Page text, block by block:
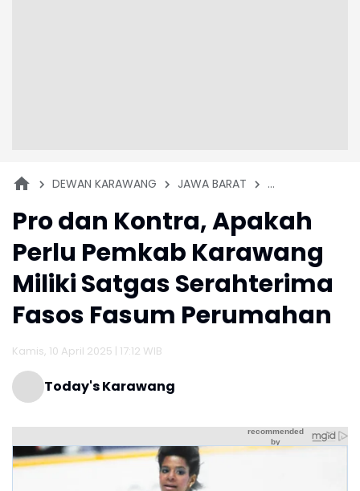
DEWAN KARAWANG JAWA BARAT KARAWANG
Pro dan Kontra, Apakah
Perlu Pemkab Karawang
Miliki Satgas Serahterima
Fasos Fasum Perumahan
Kamis, 10 April 2025 | 17:12 WIB
Today's Karawang